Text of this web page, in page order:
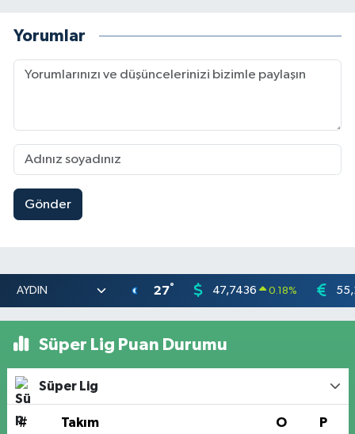
Yorumlar
Gönder
27° 47,7436 0.18%
Süper Lig Puan Durumu
Süper Lig
# Takım O P